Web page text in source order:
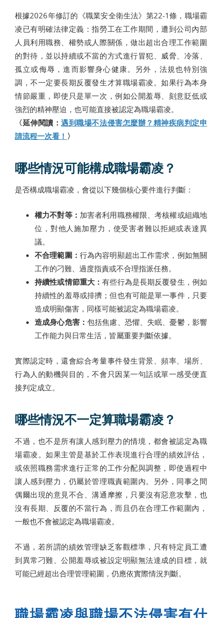
根據2026年修訂的《職業安全衛生法》第22-1條，職場霸
凌已有明確法律定義：指勞工在工作期間，遭到公司內部
人員利用職務、權勢或人際關係，做出超出合理工作範圍
的對待，並以持續或不當的方式進行冒犯、威脅、冷落、
孤立或侮辱，進而影響身心健康。另外，法規也特別強
調，不一定要長期反覆發生才算職場霸凌。如果行為本身
情節嚴重，即使只是單一次，例如公開羞辱、刻意貶低或
強烈的精神壓迫，也可能直接被認定為職場霸凌。
〈延伸閱讀：遇到職場不法侵害怎麼辦？精神疾病判定申
請流程一次看！ 〉
哪些情況可能構成職場霸凌？
是否構成職場霸凌，會從以下幾個核心要件進行判斷：
權力不對等： 加害者利用職務權限、考核權或組織地
位，對他人施加壓力，使受害者難以拒絕或表達異
議。
不合理範圍： 行為內容明顯超出工作需求，例如無關
工作的刁難、過度指責或不合理指派任務。
持續性或情節重大：有些行為是長期反覆發生，例如
持續性的羞辱或排擠；但也有可能是單一事件，只要
造成明顯傷害，同樣可能被認定為職場霸凌。
造成身心危害： 包括焦慮、恐懼、失眠、憂鬱，影響
工作能力與日常生活，皆屬重要判斷依據。
實際認定時，還會綜合考量事件發生背景、頻率、場所、
行為人的動機與目的，不會只因某一句話或單一感受便直
接判定成立。
哪些情況不一定算職場霸凌？
不過，也不是所有讓人感到壓力的情境，都會被認定為職
場霸凌。如果主管是基於工作表現進行合理的績效評估，
或依照職務需求進行正常的工作分配與調整，即使過程中
讓人感到壓力，仍屬於管理職責範圍內。另外，同事之間
偶爾出現的意見不合、溝通摩擦，只要沒有惡意攻擊，也
沒有長期、反覆的不當行為，而且仍在合理工作範圍內，
一般也不會被認定為職場霸凌。
不過，若所謂的績效管理缺乏客觀標準，只有特定員工遭
到異常刁難、公開羞辱或被設定明顯無法達成的目標，就
可能已經超出合理管理範圍，仍應依實際情況判斷。
職場霸凌與職場不法侵害有什